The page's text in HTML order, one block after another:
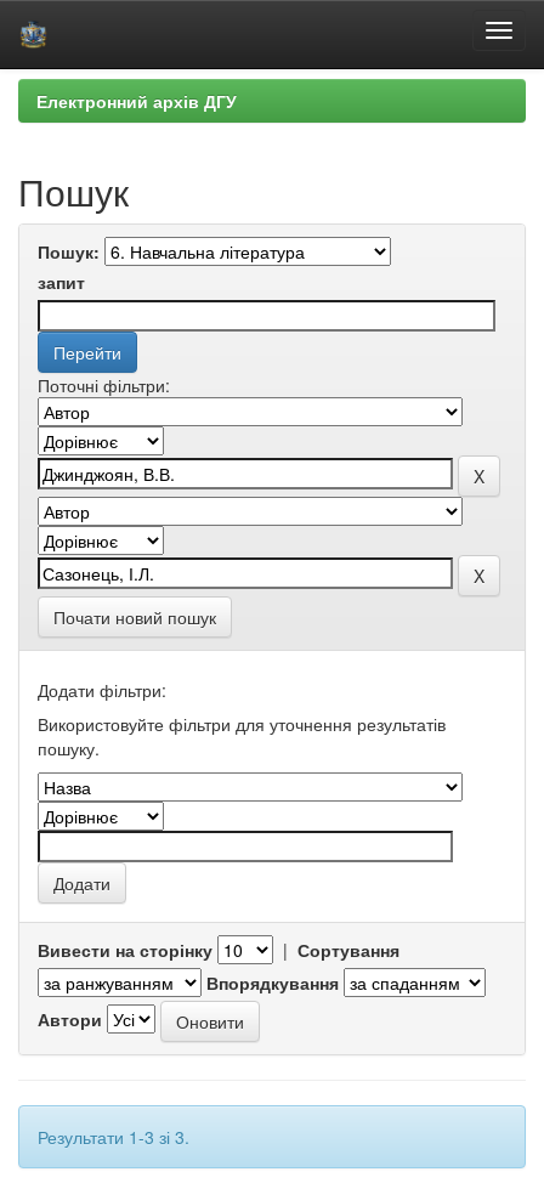
Skip
navigation
Електронний архів ДГУ
Пошук
Пошук:
запит
Поточні фільтри:
Почати новий пошук
Додати фільтри:
Використовуйте фільтри для уточнення результатів
пошуку.
Вивести на сторінку | Сортування
Впорядкування
Автори
Результати 1-3 зі 3.